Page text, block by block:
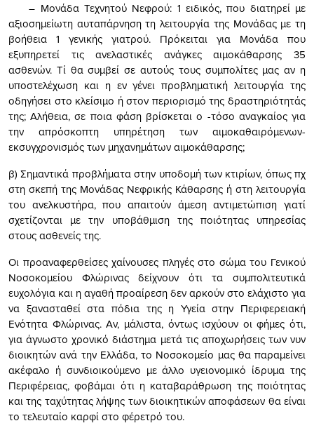
– Μονάδα Τεχνητού Νεφρού: 1 ειδικός, που διατηρεί με
αξιοσημείωτη αυταπάρνηση τη λειτουργία της Μονάδας με τη
βοήθεια 1 γενικής γιατρού. Πρόκειται για Μονάδα που
εξυπηρετεί τις ανελαστικές ανάγκες αιμοκάθαρσης 35
ασθενών. Τί θα συμβεί σε αυτούς τους συμπολίτες μας αν η
υποστελέχωση και η εν γένει προβληματική λειτουργία της
οδηγήσει στο κλείσιμο ή στον περιορισμό της δραστηριότητάς
της; Αλήθεια, σε ποια φάση βρίσκεται ο -τόσο αναγκαίος για
την απρόσκοπτη υπηρέτηση των αιμοκαθαιρόμενων-
εκσυγχρονισμός των μηχανημάτων αιμοκάθαρσης;
β) Σημαντικά προβλήματα στην υποδομή των κτιρίων, όπως πχ
στη σκεπή της Μονάδας Νεφρικής Κάθαρσης ή στη λειτουργία
του ανελκυστήρα, που απαιτούν άμεση αντιμετώπιση γιατί
σχετίζονται με την υποβάθμιση της ποιότητας υπηρεσίας
στους ασθενείς της.
Οι προαναφερθείσες χαίνουσες πληγές στο σώμα του Γενικού
Νοσοκομείου Φλώρινας δείχνουν ότι τα συμπολιτευτικά
ευχολόγια και η αγαθή προαίρεση δεν αρκούν στο ελάχιστο για
να ξανασταθεί στα πόδια της η Υγεία στην Περιφερειακή
Ενότητα Φλώρινας. Αν, μάλιστα, όντως ισχύουν οι φήμες ότι,
για άγνωστο χρονικό διάστημα μετά τις αποχωρήσεις των νυν
διοικητών ανά την Ελλάδα, το Νοσοκομείο μας θα παραμείνει
ακέφαλο ή συνδιοικούμενο με άλλο υγειονομικό ίδρυμα της
Περιφέρειας, φοβάμαι ότι η καταβαράθρωση της ποιότητας
και της ταχύτητας λήψης των διοικητικών αποφάσεων θα είναι
το τελευταίο καρφί στο φέρετρό του.